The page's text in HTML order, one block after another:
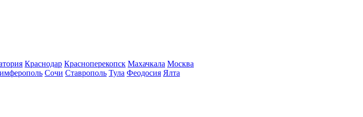
Краснодар Красноперекопск Махачкала Москва
Сочи Ставрополь Тула Феодосия Ялта